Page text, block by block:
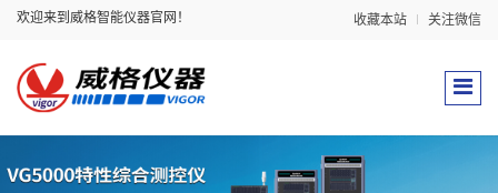
欢迎来到威格智能仪器官网！ 收藏本站 关注微信